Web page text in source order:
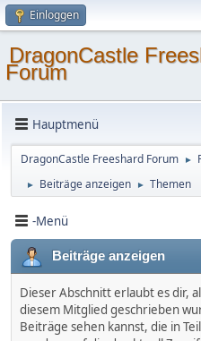
Einloggen
DragonCastle
Forum
Hauptmenü
DragonCastle Freeshard Forum ►
► Beiträge anzeigen ► Themen
-Menü
Beiträge anzeigen
Dieser Abschnitt erlaubt es dir,
diesem Mitglied geschrieben
Beiträge sehen kannst, die in